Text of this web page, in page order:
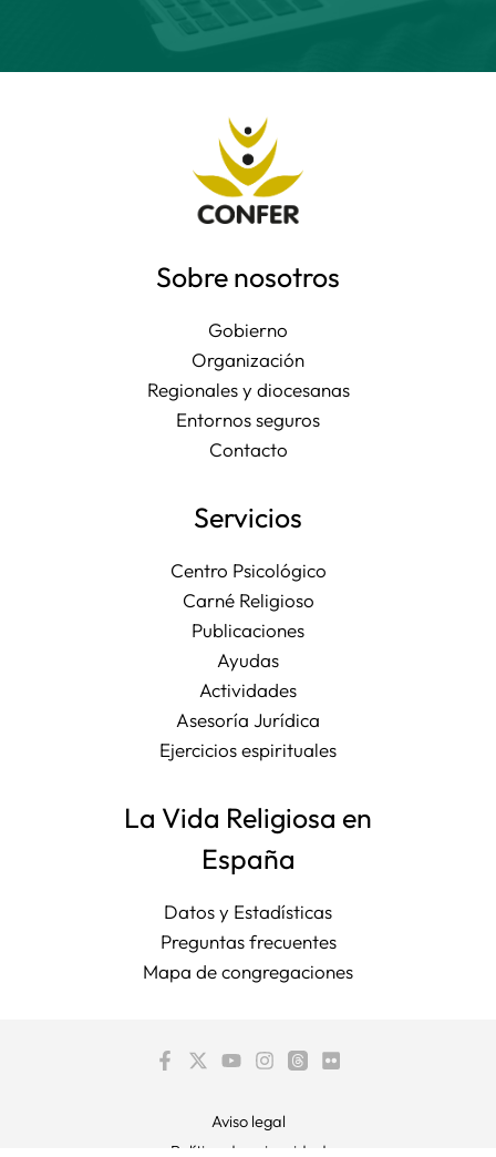
Sobre nosotros
Gobierno
Organización
Regionales y diocesanas
Entornos seguros
Contacto
Servicios
Centro Psicológico
Carné Religioso
Publicaciones
Ayudas
Actividades
Asesoría Jurídica
Ejercicios espirituales
La Vida Religiosa en
España
Datos y Estadísticas
Preguntas frecuentes
Mapa de congregaciones
Aviso legal
Política de privacidad